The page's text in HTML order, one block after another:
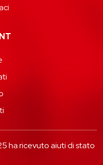
ha ricevuto aiuti di stato